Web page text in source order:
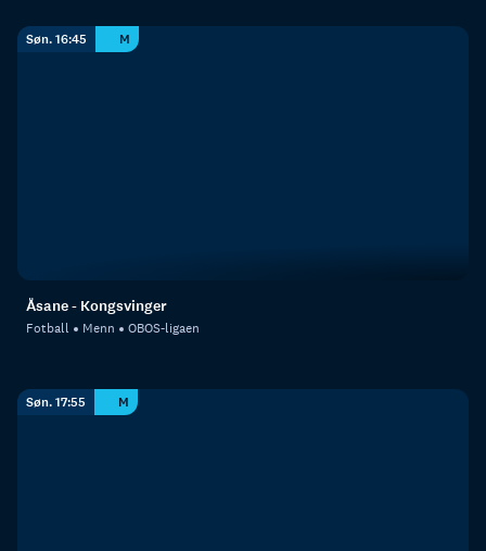
Søn. 16:45 M
Åsane - Kongsvinger
Fotball Menn OBOS-ligaen
Søn. 17:55 M